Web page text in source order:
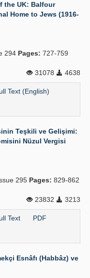
the UK: Balfour
Home to Jews (1916-
294 Pages: 727-759
31078
4638
Text (English)
Teşkili ve Gelişimi:
Nüzul Vergisi
295 Pages: 829-862
23832
3213
Text PDF
Esnâfı (Habbâz) ve